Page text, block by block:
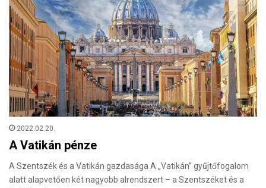
2022.02.20.
A Vatikán pénze
A Szentszék és a Vatikán gazdasága A „Vatikán” gyűjtőfogalom
alatt alapvetően két nagyobb alrendszert – a Szentszéket és a